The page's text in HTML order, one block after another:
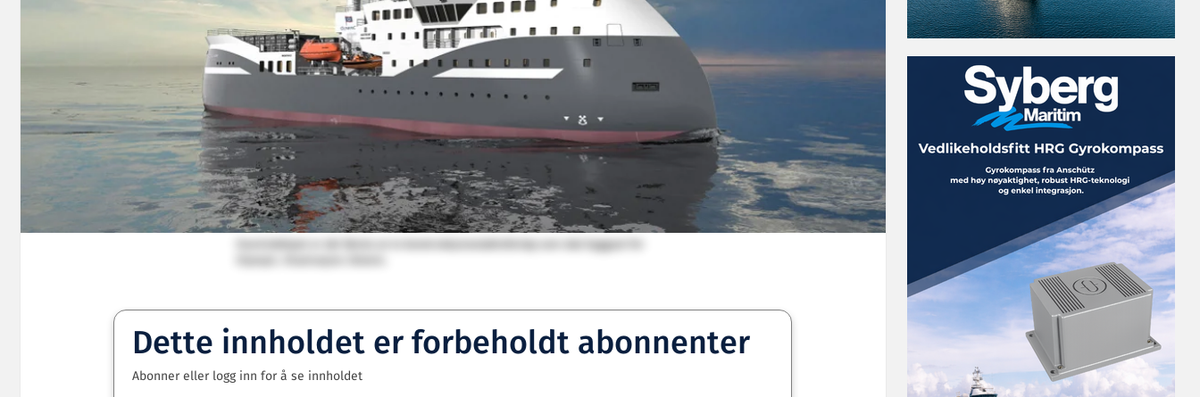
Havvindskipet er det første av to konstruksjonsstøttefartøy som skal byggast for
Dette innholdet er forbeholdt abonnenter
Abonner eller logg inn for å se innholdet